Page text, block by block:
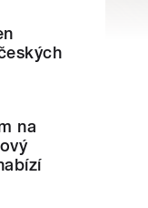
na